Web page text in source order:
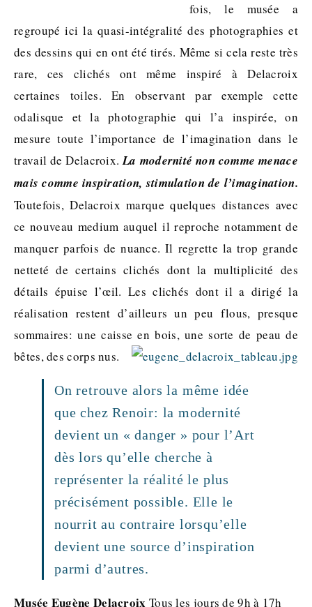
fois, le musée a
regroupé ici la quasi-intégralité des photographies et
des dessins qui en ont été tirés. Même si cela reste très
rare, ces clichés ont même inspiré à Delacroix
certaines toiles. En observant par exemple cette
odalisque et la photographie qui l’a inspirée, on
mesure toute l’importance de l’imagination dans le
travail de Delacroix.La modernité non comme menace
mais comme inspiration, stimulation de l’imagination.
Toutefois, Delacroix marque quelques distances avec
ce nouveau medium auquel il reproche notamment de
manquer parfois de nuance. Il regrette la trop grande
netteté de certains clichés dont la multiplicité des
détails épuise l’œil. Les clichés dont il a dirigé la
réalisation restent d’ailleurs un peu flous, presque
sommaires: une caisse en bois, une sorte de peau de
bêtes, des corps nus.
On retrouve alors la même idée
que chez Renoir: la modernité
devient un « danger » pour l’Art
dès lors qu’elle cherche à
représenter la réalité le plus
précisément possible. Elle le
nourrit au contraire lorsqu’elle
devient une source d’inspiration
parmi d’autres.
Musée Eugène Delacroix Tous les jours de 9h à 17h